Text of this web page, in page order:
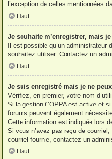
l’exception de celles mentionnées
Haut
Je souhaite m’enregistrer, mais
Il est possible qu’un
souhaitez utiliser. Contactez un
Haut
Je suis enregistré mais je ne
Vérifiez, en premier, votre nom
Si la gestion COPPA est active et
forums peuvent également
Cette information est indiquée lors
Si vous n’avez pas reçu de
courriel fournie, contactez un
Haut